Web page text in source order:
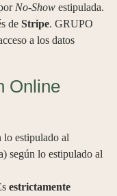
No-Show estipulada.
de Stripe. GRUPO
a los datos
Online
lo estipulado al
según lo estipulado al
estrictamente